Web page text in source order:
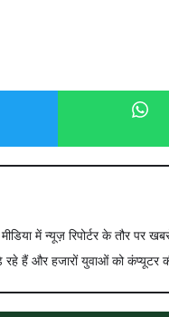
में न्यूज़ रिपोर्टर के तौर पर
हैं और हजारों युवाओं को कंप्यूटर की